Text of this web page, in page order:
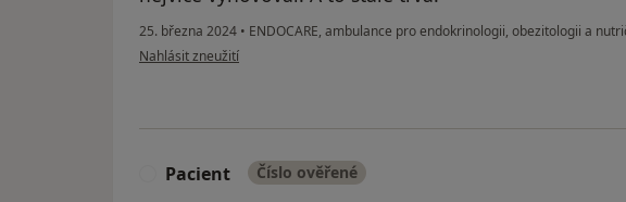
25. března 2024 • ENDOCARE, ambulance pro endokrinologii, obezitologii a
podle názoru uživatele L.B.
Nahlásit zneužití
Pacient Číslo ověřené